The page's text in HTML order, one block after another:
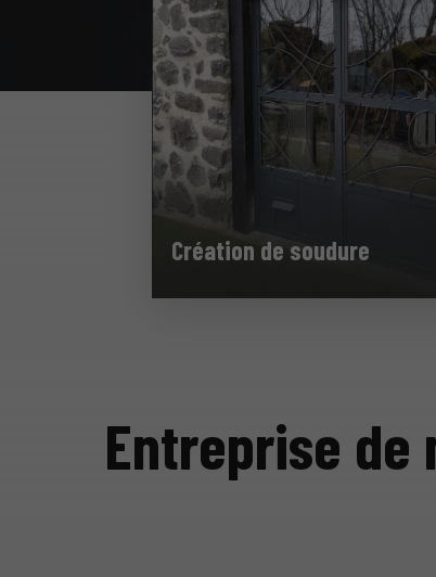
Création de soudure
Entreprise